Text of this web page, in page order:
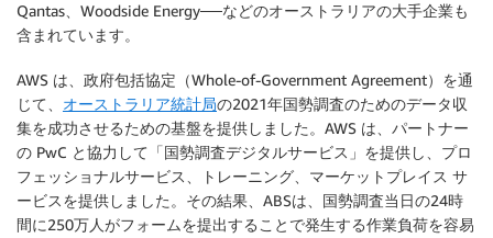
Qantas、Woodside Energy──などのオーストラリアの大手企業も
含まれています。
AWS は、政府包括協定（Whole-of-Government Agreement）を通
じて、 オーストラリア統計局の2021年国勢調査のためのデータ収
集を成功させるための基盤を提供しました。AWS は、パートナー
の PwC と協力して「国勢調査デジタルサービス」を提供し、プロ
フェッショナルサービス、トレーニング、マーケットプレイス サ
ービスを提供しました。その結果、ABSは、国勢調査当日の24時
間に250万人がフォームを提出することで発生する作業負荷を容易